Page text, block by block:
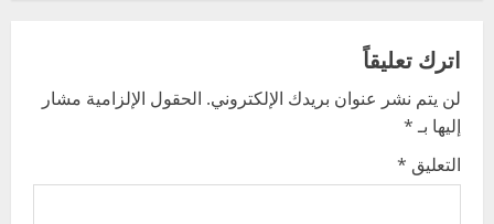
v
i
g
اترك تعليقاً
لن يتم نشر عنوان بريدك الإلكتروني. الحقول الإلزامية مشار
إليها بـ*
التعليق *